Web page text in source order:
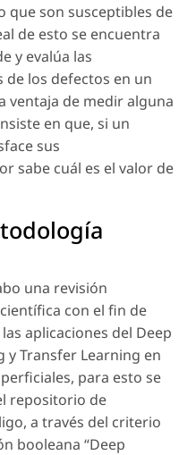
que son susceptibles de
de esto se encuentra
y evalúa las
los defectos en un
ventaja de medir alguna
en que, si un
sus
sabe cuál es el valor de
una revisión
con el fin de
aplicaciones del Deep
y Transfer Learning en
para esto se
repositorio de
a través del criterio
booleana “Deep